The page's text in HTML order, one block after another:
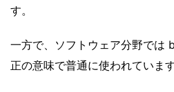
す。
一方で、ソフトウェア分野では
正の意味で普通に使われています